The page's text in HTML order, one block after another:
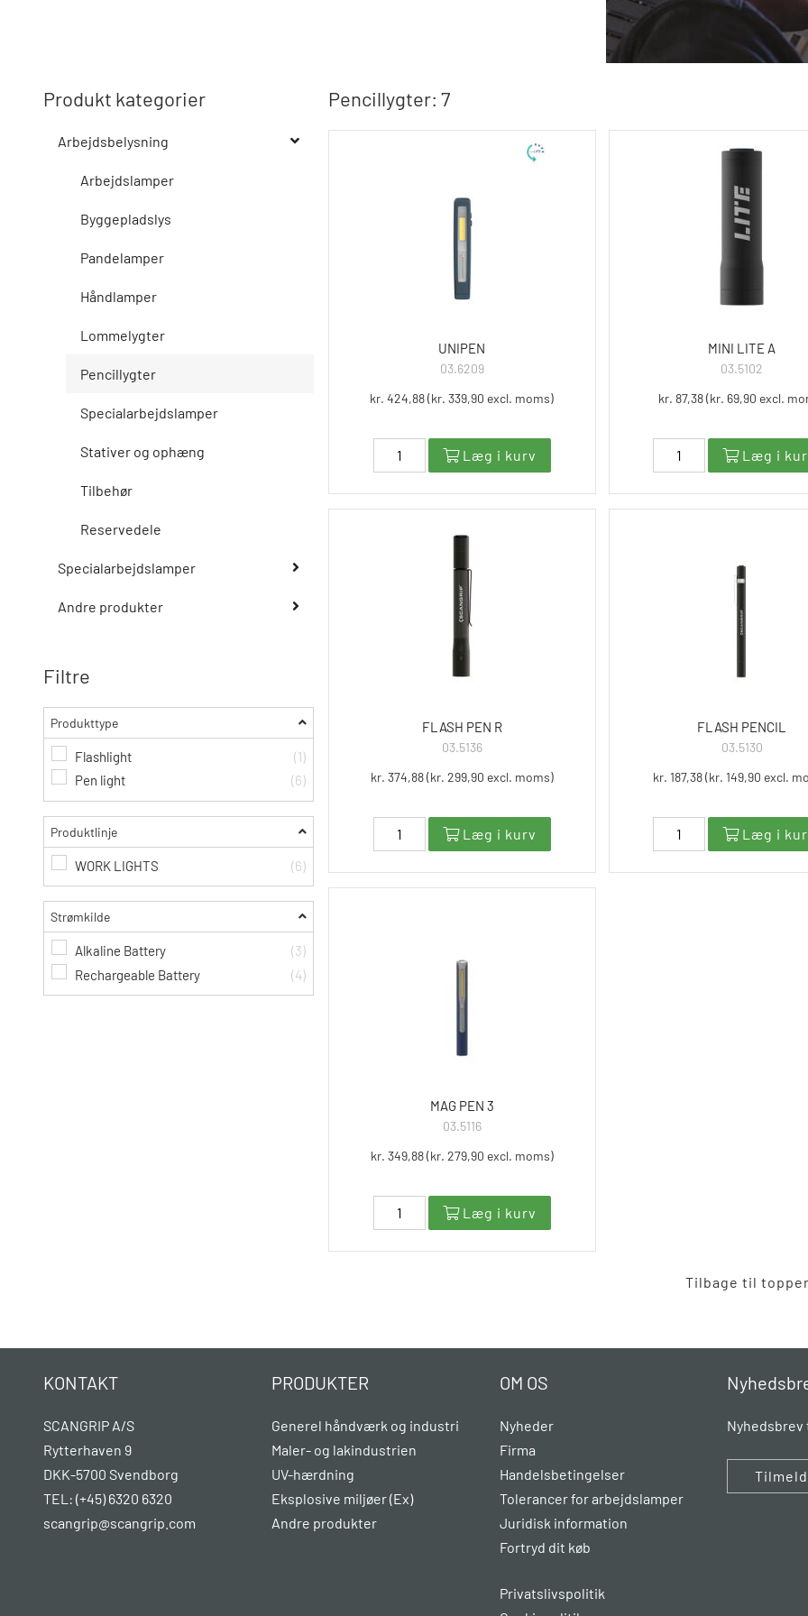
Produkt kategorier
Arbejdsbelysning
Arbejdslamper
Byggepladslys
Pandelamper
Håndlamper
Lommelygter
Pencillygter
Specialarbejdslamper
Stativer og ophæng
Tilbehør
Reservedele
Specialarbejdslamper
Andre produkter
Filtre
Produkttype
Flashlight
(1)
Pen light
(6)
Produktlinje
WORK LIGHTS (6)
Strømkilde
Alkaline Battery
(3)
Rechargeable Battery
(4)
Pencillygter: 7
UNIPEN
03.6209
kr. 424,88 (kr. 339,90 excl. moms)
Læg i kurv
MINI LITE A
03.5102
kr. 87,38 (kr. 69,90 excl.
Læg i
FLASH PEN R
03.5136
kr. 374,88 (kr. 299,90 excl. moms)
Læg i kurv
FLASH PENCIL
03.5130
kr. 187,38 (kr. 149,90 excl.
Læg i
MAG PEN 3
03.5116
kr. 349,88 (kr. 279,90 excl. moms)
Læg i kurv
Tilbage til
KONTAKT
SCANGRIP A/S
Rytterhaven 9
DKK-5700 Svendborg
TEL: (+45) 6320 6320
scangrip@scangrip.com
PRODUKTER
Generel håndværk og industri
Maler- og lakindustrien
UV-hærdning
Eksplosive miljøer (Ex)
Andre produkter
OM OS
Nyheder
Firma
Handelsbetingelser
Tolerancer for arbejdslamper
Juridisk information
Fortryd dit køb
Privatslivspolitik
Nyhedsbrev
Tilmeld